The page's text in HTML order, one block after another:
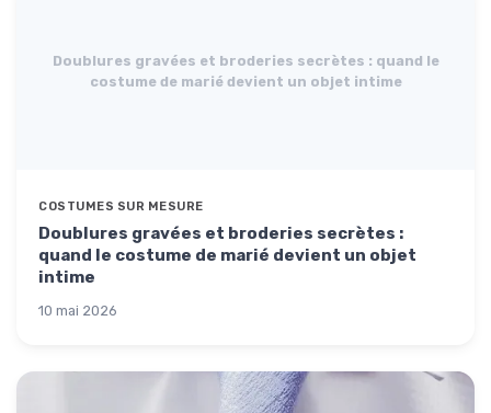
Doublures gravées et broderies secrètes : quand le
costume de marié devient un objet intime
COSTUMES SUR MESURE
Doublures gravées et broderies secrètes :
quand le costume de marié devient un objet
intime
10 mai 2026